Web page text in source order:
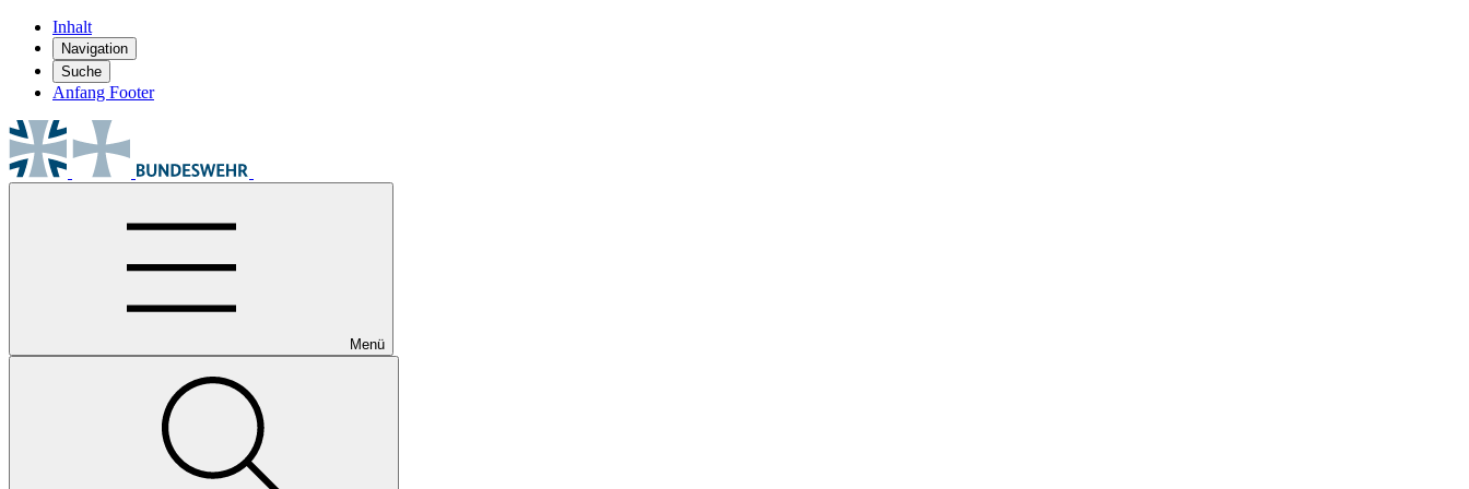
Inhalt
Navigation
Suche
Anfang Footer
Menü